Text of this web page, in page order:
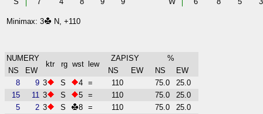
Minimax: 3 N, +110
NUMERY
ktr rg wst lew
ZAPISY
%
NS
EW NS EW NS
EW
8
9 3 S 4 = 110 75.0
25.0
15
11 3 S 5 = 110 75.0
25.0
5
2 3 S 8 = 110 75.0
25.0